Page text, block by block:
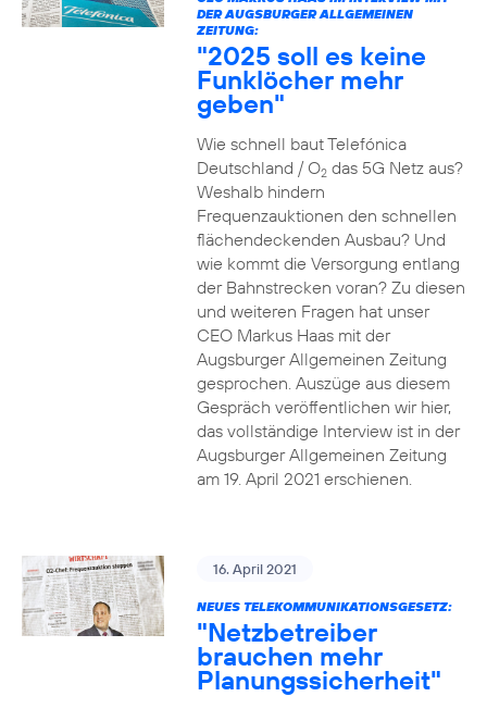
DER AUGSBURGER ALLGEMEINEN
ZEITUNG:
"2025 soll es keine
Funklöcher mehr
geben"
Wie schnell baut Telefónica
Deutschland / O2das 5G Netz aus?
Weshalb hindern
Frequenzauktionen den schnellen
flächendeckenden Ausbau? Und
wie kommt die Versorgung entlang
der Bahnstrecken voran? Zu diesen
und weiteren Fragen hat unser
CEO Markus Haas mit der
Augsburger Allgemeinen Zeitung
gesprochen. Auszüge aus diesem
Gespräch veröffentlichen wir hier,
das vollständige Interview ist in der
Augsburger Allgemeinen Zeitung
am 19. April 2021 erschienen.
16. April 2021
NEUES TELEKOMMUNIKATIONSGESETZ:
"Netzbetreiber
brauchen mehr
Planungssicherheit"